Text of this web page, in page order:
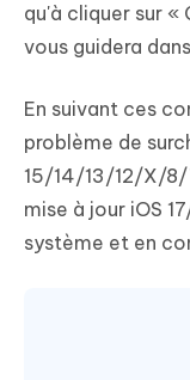
qu'à cliquer sur
vous guidera
En suivant ces
problème de
15/14/13/12/X/8/
mise à jour iOS
système et en